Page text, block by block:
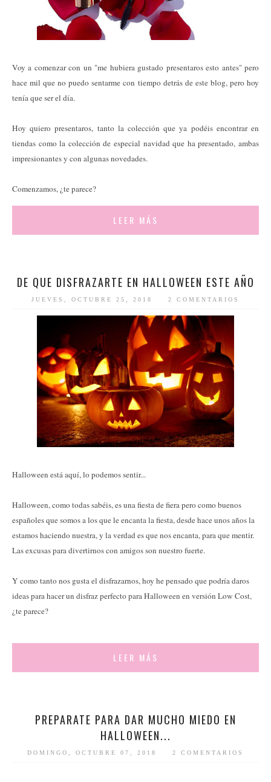
Voy a comenzar con un "me hubiera gustado presentaros esto antes" pero
hace mil que no puedo sentarme con tiempo detrás de este blog, pero hoy
tenía que ser el día.
Hoy quiero presentaros, tanto la colección que ya podéis encontrar en
tiendas como la colección de especial navidad que ha presentado, ambas
impresionantes y con algunas novedades.
Comenzamos, ¿te parece?
LEER MÁS
DE QUE DISFRAZARTE EN HALLOWEEN ESTE AÑO
JUEVES, OCTUBRE 25, 2018 2 COMENTARIOS
Halloween está aquí, lo podemos sentir...
Halloween, como todas sabéis, es una fiesta de fiera pero como buenos
españoles que somos a los que le encanta la fiesta, desde hace unos años la
estamos haciendo nuestra, y la verdad es que nos encanta, para que mentir.
Las excusas para divertirnos con amigos son nuestro fuerte.
Y como tanto nos gusta el disfrazarnos, hoy he pensado que podría daros
ideas para hacer un disfraz perfecto para Halloween en versión Low Cost,
¿te parece?
LEER MÁS
PREPARATE PARA DAR MUCHO MIEDO EN
HALLOWEEN...
DOMINGO, OCTUBRE 07, 2018 2 COMENTARIOS